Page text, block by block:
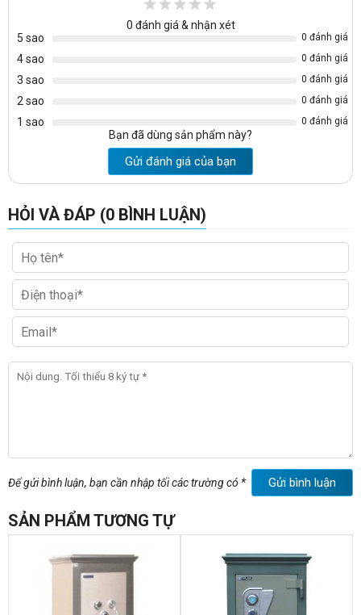
-Bên trong lòng két hòa phát KA54V có một đợt di động và một ngăn
phụ nhỏ có khóa phía trên.
-Két bạc hòa phát KA54V có hệ thống bánh xe di chuyển.
+ Ngoài: W475 x D372 x H755 mm
+ Trong : W415 x D235 x H515 mm
Khách hàng có thể tìm hiểu thêmcác mẫu két sắt hòa phát bảo
mậttại cửa hàng 972 La Thành Hà Nội của chún tôi thì vui lòng bấm
vao link sau:http://noithatvanphonggiare.com/ket-sat-ket-bac-an-
toan-hoa-phat/c93.html
0 đánh giá & nhận xét
5 sao
0 đánh giá
4 sao 0 đánh giá
3 sao 0 đánh giá
2 sao 0 đánh giá
1 sao 0 đánh giá
Bạn đã dùng sản phẩm này?
Gửi đánh giá của bạn
HỎI VÀ ĐÁP (0 BÌNH LUẬN)
Để gửi bình luận, bạn cần nhập tối các trường có * Gửi bình luận
SẢN PHẨM TƯƠNG TỰ